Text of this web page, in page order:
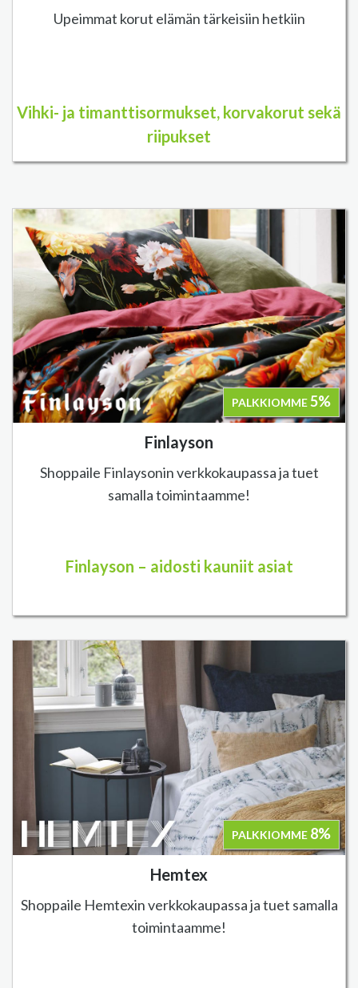
Upeimmat korut elämän tärkeisiin hetkiin
Vihki- ja timanttisormukset, korvakorut sekä
riipukset
PALKKIOMME5%
Finlayson
Shoppaile Finlaysonin verkkokaupassa ja tuet
samalla toimintaamme!
Finlayson – aidosti kauniit asiat
PALKKIOMME 8%
Hemtex
Shoppaile Hemtexin verkkokaupassa ja tuet samalla
toimintaamme!